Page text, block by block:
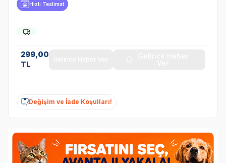
Hızlı Teslimat
299,00
TL
Değişim ve İade Koşulları!